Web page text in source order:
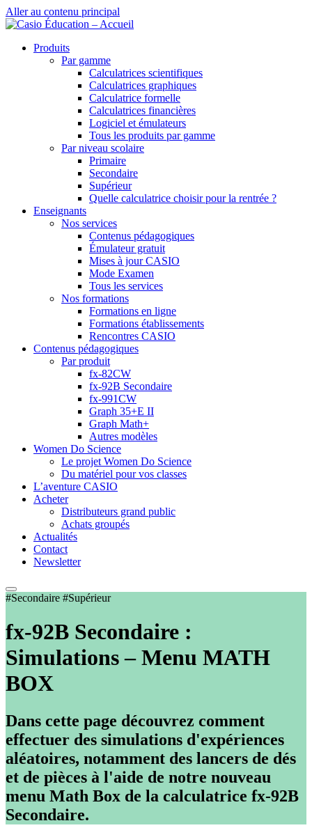
Aller au contenu principal
Produits
Par gamme
Calculatrices scientifiques
Calculatrices graphiques
Calculatrice formelle
Calculatrices financières
Logiciel et émulateurs
Tous les produits par gamme
Par niveau scolaire
Primaire
Secondaire
Supérieur
Quelle calculatrice choisir pour la rentrée ?
Enseignants
Nos services
Contenus pédagogiques
Émulateur gratuit
Mises à jour CASIO
Mode Examen
Tous les services
Nos formations
Formations en ligne
Formations établissements
Rencontres CASIO
Contenus pédagogiques
Par produit
fx-82CW
fx-92B Secondaire
fx-991CW
Graph 35+E II
Graph Math+
Autres modèles
Women Do Science
Le projet Women Do Science
Du matériel pour vos classes
L’aventure CASIO
Acheter
Distributeurs grand public
Achats groupés
Actualités
Contact
Newsletter
#Secondaire #Supérieur
fx-92B Secondaire :
Simulations – Menu MATH
BOX
Dans cette page découvrez comment
effectuer des simulations d'expériences
aléatoires, notamment des lancers de dés
et de pièces à l'aide de notre nouveau
menu Math Box de la calculatrice fx-92B
Secondaire.